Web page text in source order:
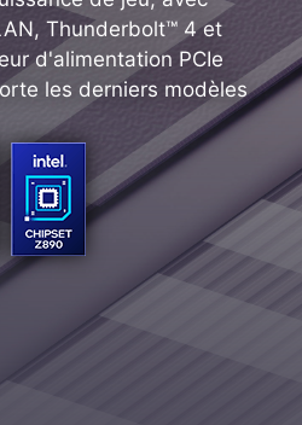
Thunderbolt™ 4 et
d'alimentation PCIe
les derniers modèles